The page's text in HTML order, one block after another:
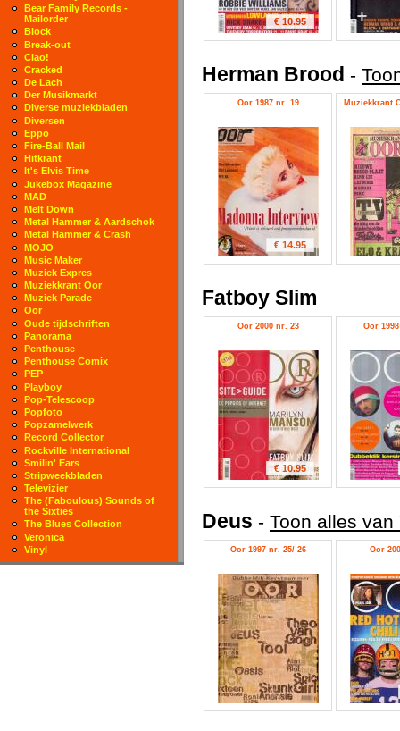
€ 10.95
Herman Brood -
Oor 1987 nr. 19
€ 14.95
Muziekkrant
Fatboy Slim
Oor 2000 nr. 23
€ 10.95
Oor
Deus - Toon alles van
Oor 1997 nr. 25/ 26 Oor
Bear Family Records -
Mailorder
Block
Break-out
Ciao!
Cracked
De Lach
Der Musikmarkt
Diverse muziekbladen
Diversen
Eppo
Fire-Ball Mail
Hitkrant
It's Elvis Time
Jukebox Magazine
MAD
Melt Down
Metal Hammer & Aardschok
Metal Hammer & Crash
MOJO
Music Maker
Muziek Expres
Muziekkrant Oor
Muziek Parade
Oor
Oude tijdschriften
Panorama
Penthouse
Penthouse Comix
PEP
Playboy
Pop-Telescoop
Popfoto
Popzamelwerk
Record Collector
Rockville International
Smilin' Ears
Stripweekbladen
Televizier
The (Faboulous) Sounds of
the Sixties
The Blues Collection
Veronica
Vinyl